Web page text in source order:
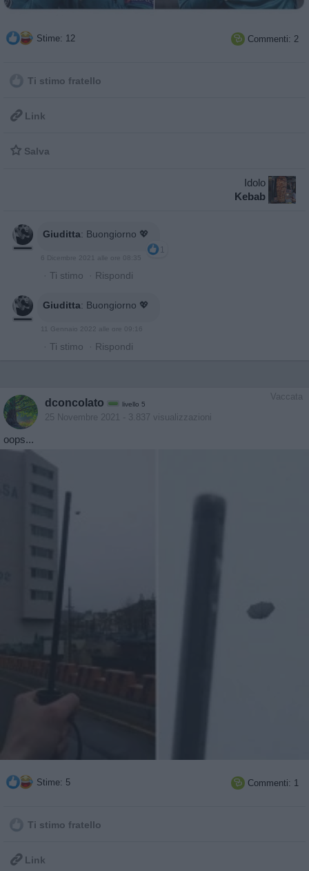
Stime: 12  Commenti: 2
Ti stimo fratello
 Link
 Salva
Idolo
Kebab
Giuditta: Buongiorno 💖
1
6 Dicembre 2021 alle ore 08:35
· Ti stimo · Rispondi
Giuditta: Buongiorno 💖
11 Gennaio 2022 alle ore 09:16
· Ti stimo · Rispondi
Vaccata
dconcolato livello 5
25 Novembre 2021 - 3.837 visualizzazioni
oops...
Stime: 5  Commenti: 1
Ti stimo fratello
 Link